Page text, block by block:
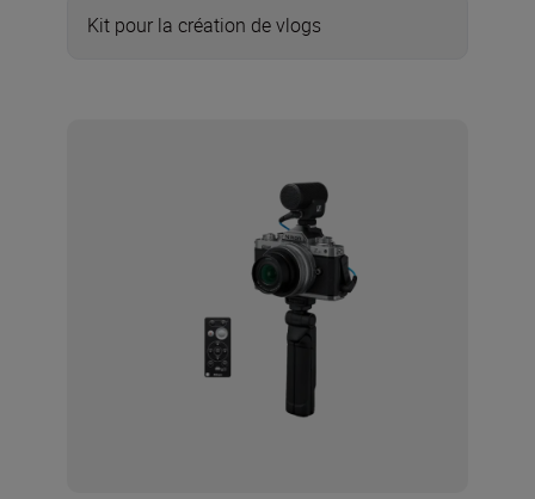
Kit pour la création de vlogs